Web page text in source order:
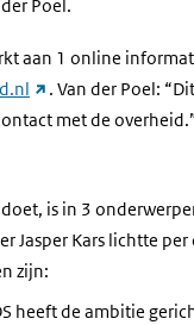
Poel.
aan 1 online
(link
naar
. Van der Poel:
met de
doet, is in 3
Jasper Kars lichtte
zijn:
heeft de ambitie